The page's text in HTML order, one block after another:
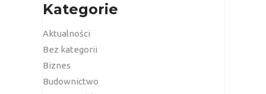
Kategorie
Aktualności
Bez kategorii
Biznes
Budownictwo